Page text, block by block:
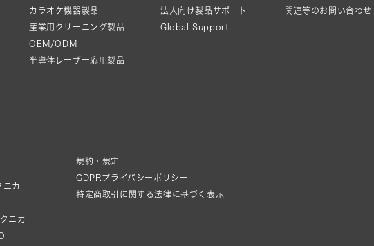
カラオケ機器製品
産業用クリーニング製品
OEM/ODM
半導体レーザー応用製品
法人向け製品サポート
Global Support
関連等のお問い合わせ
カ
ニカ
規約・規定
GDPRプライバシーポリシー
特定商取引に関する法律に基づく表示